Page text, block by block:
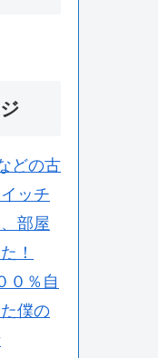
どの古
ッチ
部屋
！
０％自
僕の